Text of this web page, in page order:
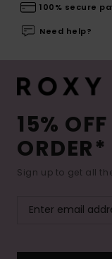
100% secure
Need help?
15%
ORDER*
Sign up to get all